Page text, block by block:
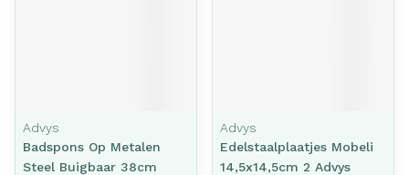
Advys
Badspons Op Metalen
Steel Buigbaar 38cm
Advys
Edelstaalplaatjes Mobeli
14,5x14,5cm 2 Advys